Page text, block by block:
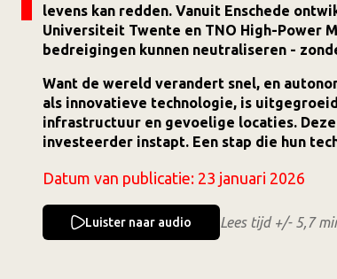
levens kan redden. Vanuit Enschede
Universiteit Twente en TNO High-Power
bedreigingen kunnen neutraliseren -
Want de wereld verandert snel, en
als innovatieve technologie, is
infrastructuur en gevoelige locaties.
investeerder instapt. Een stap die hun
Datum van publicatie: 23 januari 2026
Luister naar audio Lees tijd +/- 5,7